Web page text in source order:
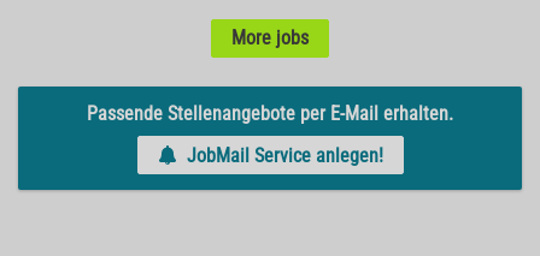
More jobs
Passende Stellenangebote per E-Mail erhalten.
JobMail Service anlegen!